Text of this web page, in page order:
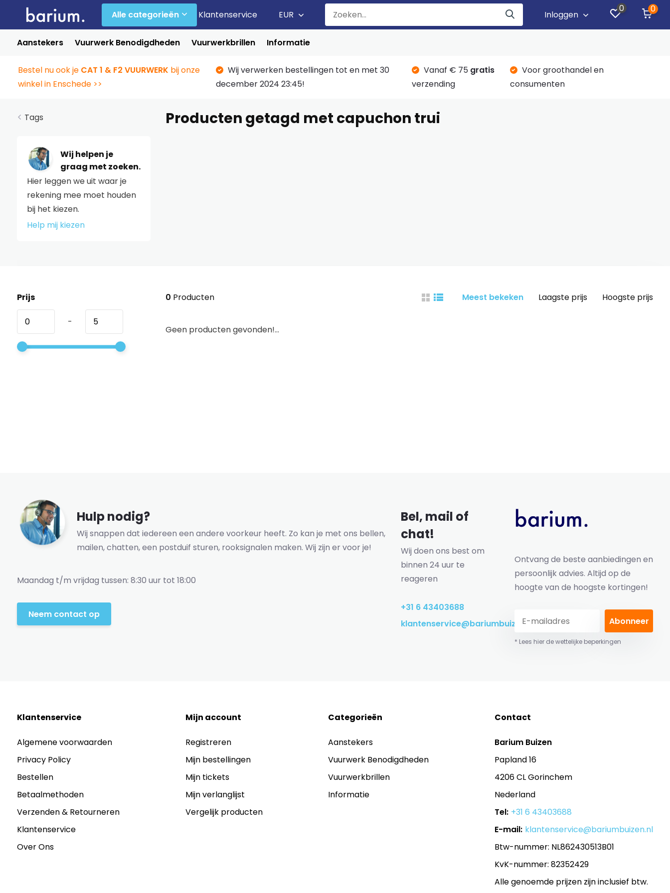
Alle categorieën Klantenservice EUR Inloggen
0 0
Aanstekers Vuurwerk Benodigdheden Vuurwerkbrillen Informatie
Bestel nu ook je CAT 1 & F2 VUURWERK bij onze
winkel in Enschede >>
Wij verwerken bestellingen tot en met 30
december 2024 23:45!
Vanaf € 75 gratis
verzending
Voor groothandel en
consumenten
Tags
Wij helpen je
graag met zoeken.
Hier leggen we uit waar je
rekening mee moet houden
bij het kiezen.
Help mij kiezen
Producten getagd met capuchon trui
Prijs
-
0 Producten Meest bekeken Laagste prijs Hoogste prijs
Geen producten gevonden!...
Hulp nodig?
Wij snappen dat iedereen een andere voorkeur heeft. Zo kan je met ons bellen,
mailen, chatten, een postduif sturen, rooksignalen maken. Wij zijn er voor je!
Maandag t/m vrijdag tussen: 8:30 uur tot 18:00
Neem contact op
Bel, mail of
chat!
Wij doen ons best om
binnen 24 uur te
reageren
+31 6 43403688
klantenservice@bariumbuizen.nl
Ontvang de beste aanbiedingen en
persoonlijk advies. Altijd op de
hoogte van de hoogste kortingen!
Abonneer
* Lees hier de wettelijke beperkingen
Klantenservice
Algemene voorwaarden
Privacy Policy
Bestellen
Betaalmethoden
Verzenden & Retourneren
Klantenservice
Over Ons
Mijn account
Registreren
Mijn bestellingen
Mijn tickets
Mijn verlanglijst
Vergelijk producten
Categorieën
Aanstekers
Vuurwerk Benodigdheden
Vuurwerkbrillen
Informatie
Contact
Barium Buizen
Papland 16
4206 CL Gorinchem
Nederland
Tel: +31 6 43403688
E-mail: klantenservice@bariumbuizen.nl
Btw-nummer: NL862430513B01
KvK-nummer: 82352429
Alle genoemde prijzen zijn inclusief btw.